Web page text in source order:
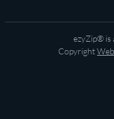
ezyZip® is
Copyright